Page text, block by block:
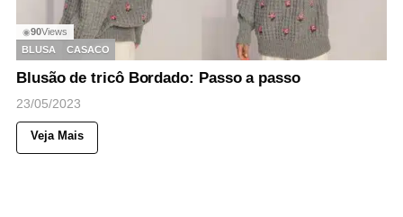
◉90Views
BLUSA
CASACO
Blusão de tricô Bordado: Passo a passo
23/05/2023
Veja Mais